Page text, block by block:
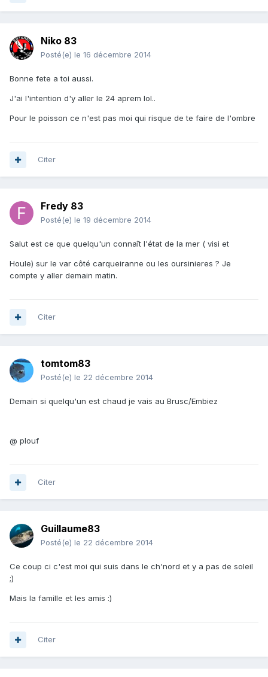
Niko 83
Posté(e) le 16 décembre 2014
Bonne fete a toi aussi.
J'ai l'intention d'y aller le 24 aprem lol..
Pour le poisson ce n'est pas moi qui risque de te faire de l'ombre
Citer
Fredy 83
Posté(e) le 19 décembre 2014
Salut est ce que quelqu'un connaît l'état de la mer ( visi et
Houle) sur le var côté carqueiranne ou les oursinieres ? Je
compte y aller demain matin.
Citer
tomtom83
Posté(e) le 22 décembre 2014
Demain si quelqu'un est chaud je vais au Brusc/Embiez
@ plouf
Citer
Guillaume83
Posté(e) le 22 décembre 2014
Ce coup ci c'est moi qui suis dans le ch'nord et y a pas de soleil
;)
Mais la famille et les amis :)
Citer